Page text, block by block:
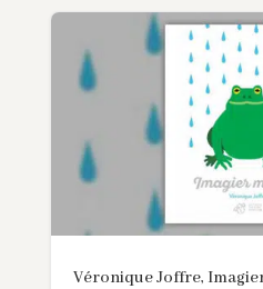
Véronique Joffre,